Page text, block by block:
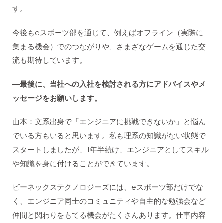
す。
今後もeスポーツ部を通じて、例えばオフライン（実際に
集まる機会）でのつながりや、さまざなゲームを通じた交
流も期待しています。
―最後に、当社への入社を検討される方にアドバイスやメ
ッセージをお願いします。
山本：文系出身で「エンジニアに挑戦できないか」と悩ん
でいる方もいると思います。私も理系の知識がない状態で
スタートしましたが、1年半続け、エンジニアとしてスキル
や知識を身に付けることができています。
ビーネックステクノロジーズには、eスポーツ部だけでな
く、エンジニア同士のコミュニティや自主的な勉強会など
仲間と関わりをもてる機会がたくさんあります。仕事内容